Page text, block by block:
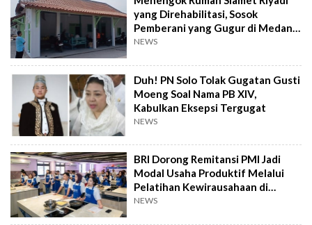
yang Direhabilitasi, Sosok
Pemberani yang Gugur di Medan
Perang
NEWS
Duh! PN Solo Tolak Gugatan Gusti
Moeng Soal Nama PB XIV,
Kabulkan Eksepsi Tergugat
NEWS
BRI Dorong Remitansi PMI Jadi
Modal Usaha Produktif Melalui
Pelatihan Kewirausahaan di
Taiwan
NEWS